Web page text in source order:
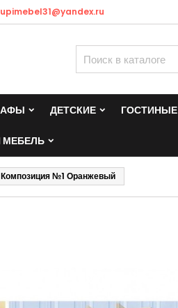
ДЕТСКИЕ ГОСТИНЫЕ
Композиция №1 Оранжевый